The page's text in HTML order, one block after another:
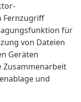
Fernzugriff
für
von Dateien
Geräten
Zusammenarbeit
und